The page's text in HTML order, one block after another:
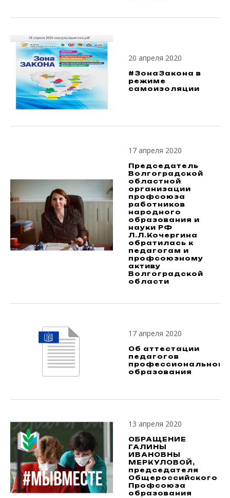
20 апреля 2020
#ЗонаЗакона в
режиме
самоизоляции
17 апреля 2020
Председатель
Волгоградской
областной
организации
профсоюза
работников
народного
образования и
науки РФ
Л.Л.Кочергина
обратилась к
педагогам и
профсоюзному
активу
Волгоградской
области
17 апреля 2020
Об аттестации
педагогов
профессионального
образования
13 апреля 2020
ОБРАЩЕНИЕ
ГАЛИНЫ
ИВАНОВНЫ
МЕРКУЛОВОЙ,
председателя
Общероссийского
Профсоюза
образования